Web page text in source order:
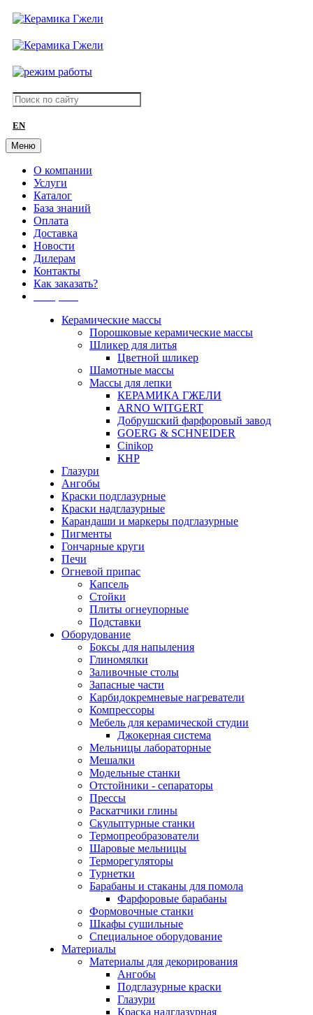
EN
Меню
О компании
Услуги
Каталог
База знаний
Оплата
Доставка
Новости
Дилерам
Контакты
Как заказать?
Керамические массы
Порошковые керамические массы
Шликер для литья
Цветной шликер
Шамотные массы
Массы для лепки
КЕРАМИКА ГЖЕЛИ
ARNO WITGERT
Добрушский фарфоровый завод
GOERG & SCHNEIDER
Cinikop
КНР
Глазури
Ангобы
Краски подглазурные
Краски надглазурные
Карандаши и маркеры подглазурные
Пигменты
Гончарные круги
Печи
Огневой припас
Капсель
Стойки
Плиты огнеупорные
Подставки
Оборудование
Боксы для напыления
Глиномялки
Заливочные столы
Запасные части
Карбидокремневые нагреватели
Компрессоры
Мебель для керамической студии
Джокерная система
Мельницы лабораторные
Мешалки
Модельные станки
Отстойники - сепараторы
Прессы
Раскатчики глины
Скульптурные станки
Термопреобразователи
Шаровые мельницы
Терморегуляторы
Турнетки
Барабаны и стаканы для помола
Фарфоровые барабаны
Формовочные станки
Шкафы сушильные
Специальное оборудование
Материалы
Материалы для декорирования
Ангобы
Подглазурные краски
Глазури
Краска надглазурная